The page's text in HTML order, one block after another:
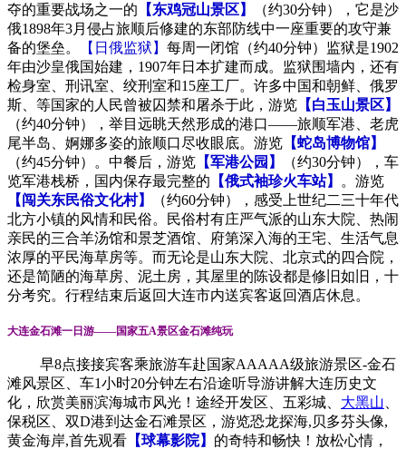
夺的重要战场之一的 【东鸡冠山景区】
（约30分钟），它是沙
俄1898年3月侵占旅顺后修建的东部防线中一座重要的攻守兼
备的堡垒。
【日俄监狱】 每周一闭馆（约40分钟）监狱是1902
年由沙皇俄国始建，1907年日本扩建而成。监狱围墙内，还有
检身室、刑讯室、绞刑室和15座工厂。许多中国和朝鲜、俄罗
斯、等国家的人民曾被囚禁和屠杀于此，游览 【白玉山景区】
（约40分钟），举目远眺天然形成的港口——旅顺军港、老虎
尾半岛、婀娜多姿的旅顺口尽收眼底。游览 【蛇岛博物馆】
（约45分钟）。中餐后，游览 【军港公园】
（约30分钟），车
览军港栈桥，国内保存最完整的 【俄式袖珍火车站】
。游览
【闯关东民俗文化村】
（约60分钟），感受上世纪二三十年代
北方小镇的风情和民俗。民俗村有庄严气派的山东大院、热闹
亲民的三合羊汤馆和景芝酒馆、府第深入海的王宅、生活气息
浓厚的平民海草房等。而无论是山东大院、北京式的四合院，
还是简陋的海草房、泥土房，其屋里的陈设都是修旧如旧，十
分考究。行程结束后返回大连市内送宾客返回酒店休息。
大连金石滩一日游——国家五A景区金石滩纯玩
早8点接接宾客乘旅游车赴国家AAAAA级旅游景区-金石
滩风景区、车1小时20分钟左右沿途听导游讲解大连历史文
化，欣赏美丽滨海城市风光！途经开发区、五彩城、 大黑山
保税区、双D港到达金石滩景区，游览恐龙探海,贝多芬头像,
黄金海岸,首先观看 【球幕影院】 的奇特和畅快！放松心情，